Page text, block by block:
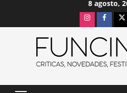
8 agosto,
InstagramX